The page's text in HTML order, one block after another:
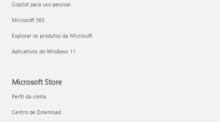
Copilot para uso pessoal
Microsoft 365
Explorar os produtos da Microsoft
Aplicativos do Windows 11
Microsoft Store
Perfil da conta
Centro de Download